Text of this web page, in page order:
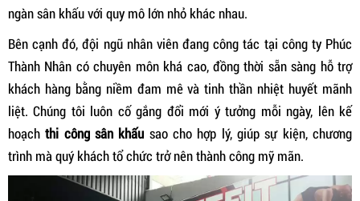
ngàn sân khấu với quy mô lớn nhỏ khác nhau.
Bên cạnh đó, đội ngũ nhân viên đang công tác tại công ty Phúc
Thành Nhân có chuyên môn khá cao, đồng thời sẵn sàng hỗ trợ
khách hàng bằng niềm đam mê và tinh thần nhiệt huyết mãnh
liệt. Chúng tôi luôn cố gắng đổi mới ý tưởng mỗi ngày, lên kế
hoạchthi công sân khấu sao cho hợp lý, giúp sự kiện, chương
trình mà quý khách tổ chức trở nên thành công mỹ mãn.